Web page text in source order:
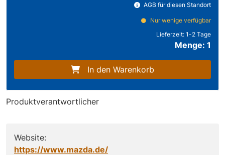
AGB für diesen Standort
Nur wenige verfügbar
Lieferzeit: 1-2 Tage
Menge: 1
In den Warenkorb
Produktverantwortlicher
Website:
https://www.mazda.de/